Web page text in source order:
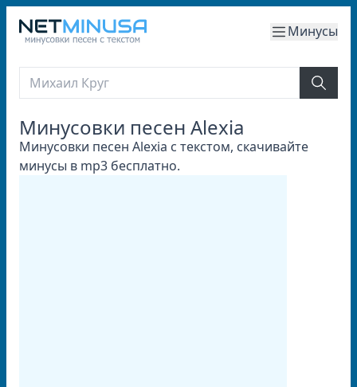
Минусы
Минусовки песен Alexia
Минусовки песен Alexia с текстом, скачивайте
минусы в mp3 бесплатно.